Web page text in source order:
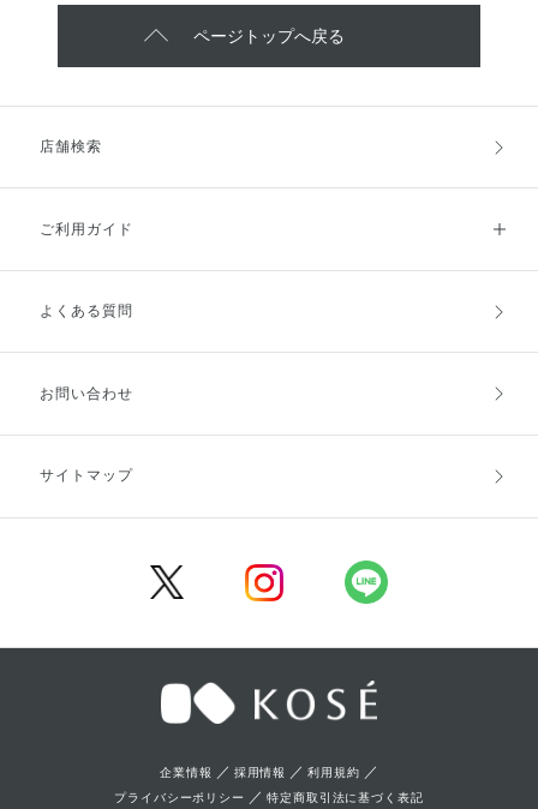
ページトップへ戻る
店舗検索
ご利用ガイド
ご利用ガイドトップ
お支払方法
キャンセル・返品・交換
よくある質問
お問い合わせ
サイトマップ
企業情報 ／ 採用情報 ／利用規約 ／
プライバシーポリシー ／特定商取引法に基づく表記